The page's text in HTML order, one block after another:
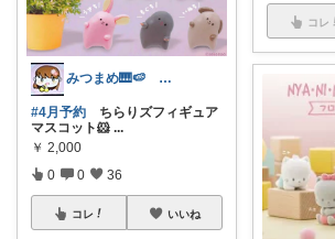
みつまめ🎹🍉 8/9ゆっくりです🙏
#4月予約 ちらりズフィギュア
マスコット🐹 ...
￥ 2,000
0 0 36
コレ いいね
コレ